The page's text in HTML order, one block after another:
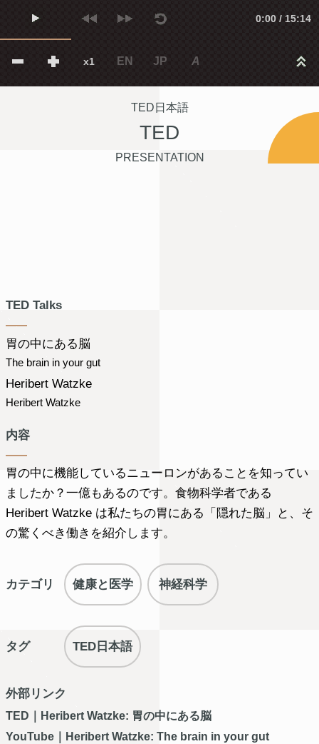
0:00 / 15:14
x1 EN JP A
TED日本語
TED
PRESENTATION
TED Talks
胃の中にある脳
The brain in your gut
Heribert Watzke
Heribert Watzke
内容
胃の中に機能しているニューロンがあることを知ってい
ましたか？一億もあるのです。食物科学者である
Heribert Watzke は私たちの胃にある「隠れた脳」と、そ
の驚くべき働きを紹介します。
カテゴリ 健康と医学 神経科学
タグ TED日本語
外部リンク
TED｜Heribert Watzke: 胃の中にある脳
YouTube｜Heribert Watzke: The brain in your gut